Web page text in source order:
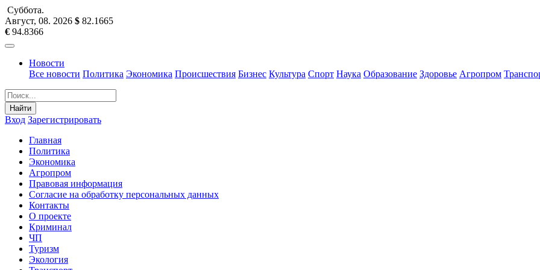
Суббота.
Август, 08. 2026 $ 82.1665
€ 94.8366
Новости
Все новости Политика Экономика Происшествия Бизнес Культура Спорт Наука Образование Здоровье Агропром
Найти
Вход Зарегистрировать
Главная
Политика
Экономика
Агропром
Правовая информация
Согласие на обработку персональных данных
Контакты
О проекте
Криминал
ЧП
Туризм
Экология